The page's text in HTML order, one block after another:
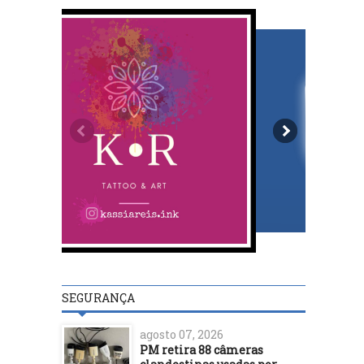
SEGURANÇA
agosto 07, 2026
PM retira 88 câmeras